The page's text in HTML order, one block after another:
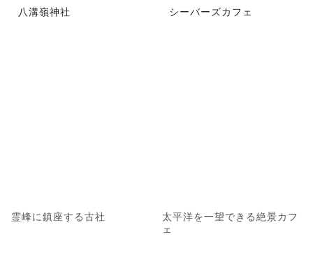
八溝嶺神社
霊峰に鎮座する古社
シーバーズカフェ
太平洋を一望できる絶景カフ
ェ